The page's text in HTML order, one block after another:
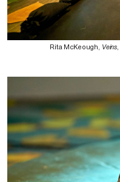
Rita McKeough, Veins